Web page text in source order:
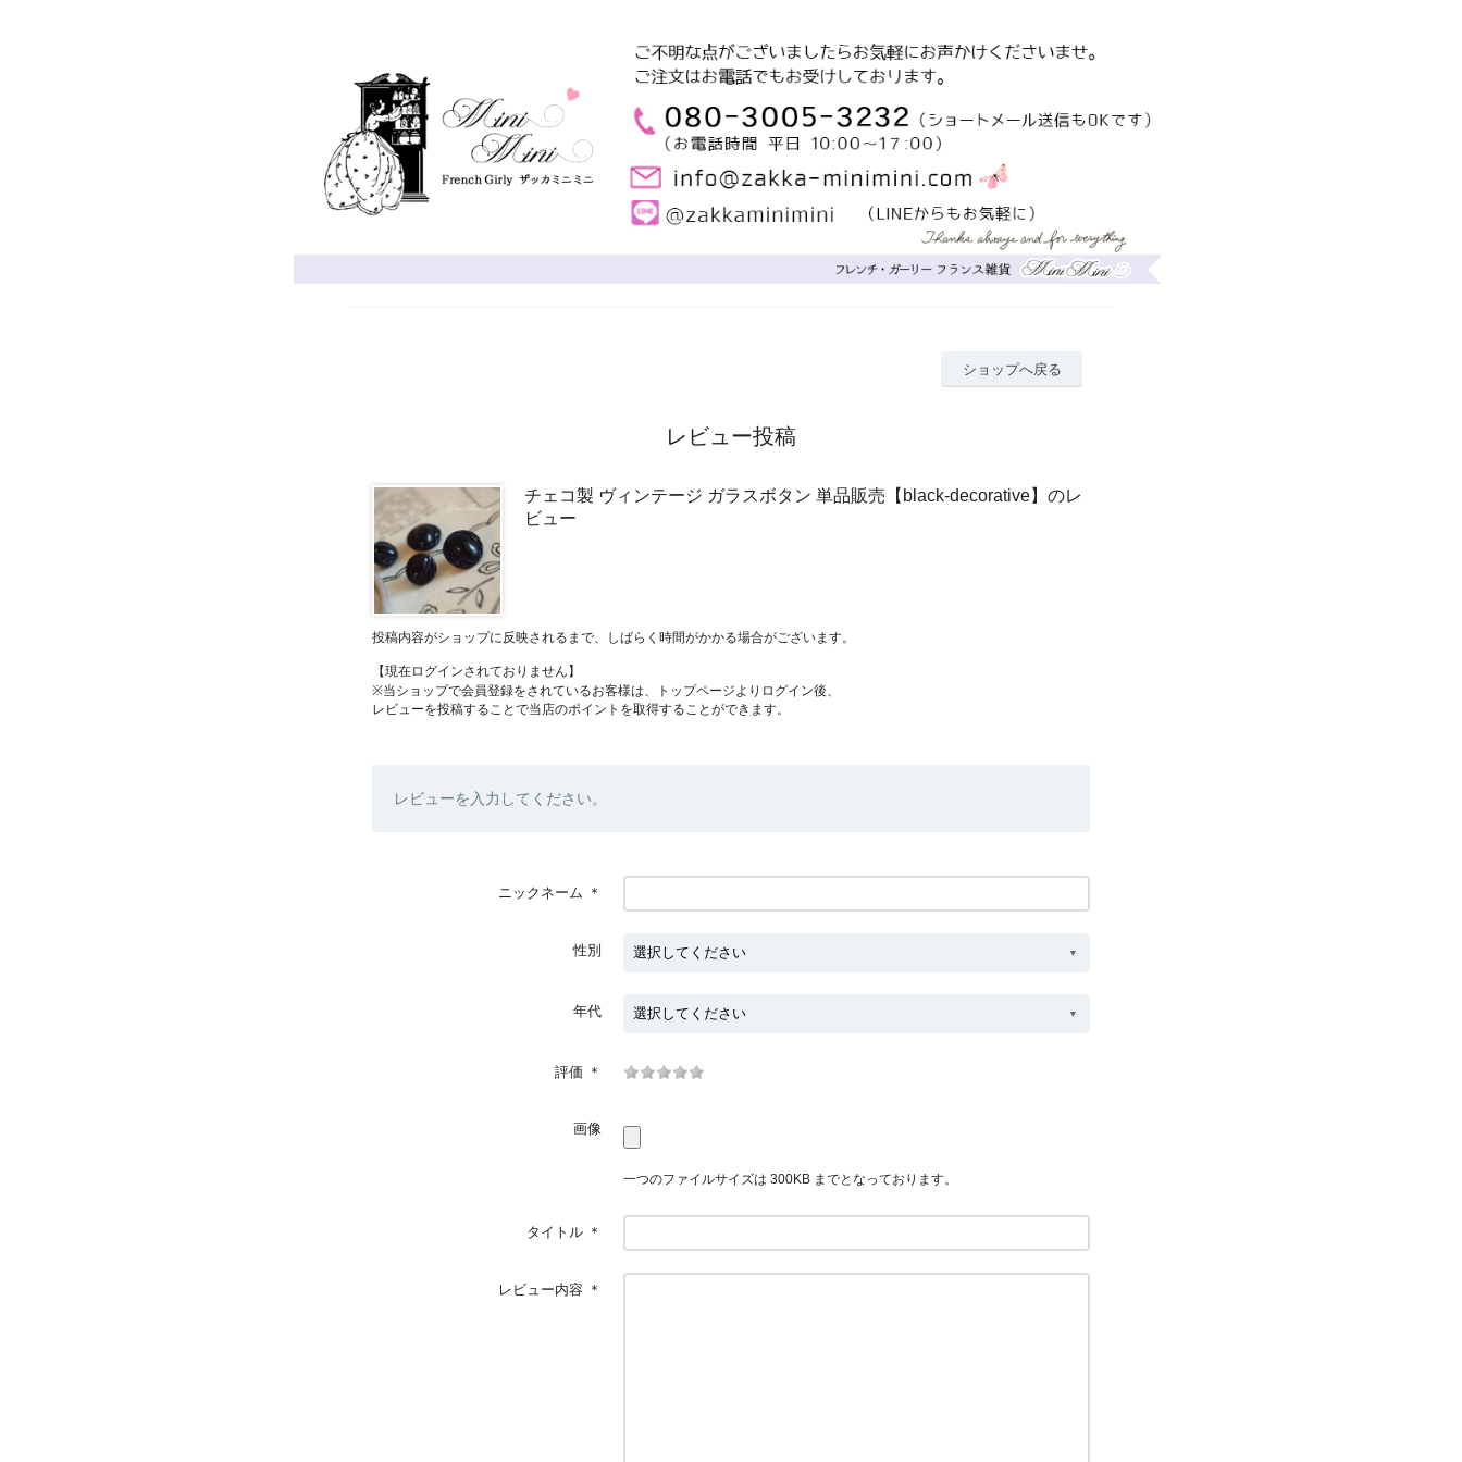
ショップへ戻る
レビュー投稿
チェコ製 ヴィンテージ ガラスボタン 単品販売【black-decorative】のレ
ビュー
投稿内容がショップに反映されるまで、しばらく時間がかかる場合がございます。
【現在ログインされておりません】
※当ショップで会員登録をされているお客様は、トップページよりログイン後、
レビューを投稿することで当店のポイントを取得することができます。
レビューを入力してください。
ニックネーム ＊
性別
年代
評価 ＊
画像
一つのファイルサイズは 300KB までとなっております。
タイトル ＊
レビュー内容 ＊